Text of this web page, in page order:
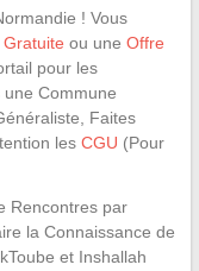
! Vous
ou une Offre
pour les
Commune
Faites
les CGU (Pour
Rencontres par
la Connaissance de
et Inshallah